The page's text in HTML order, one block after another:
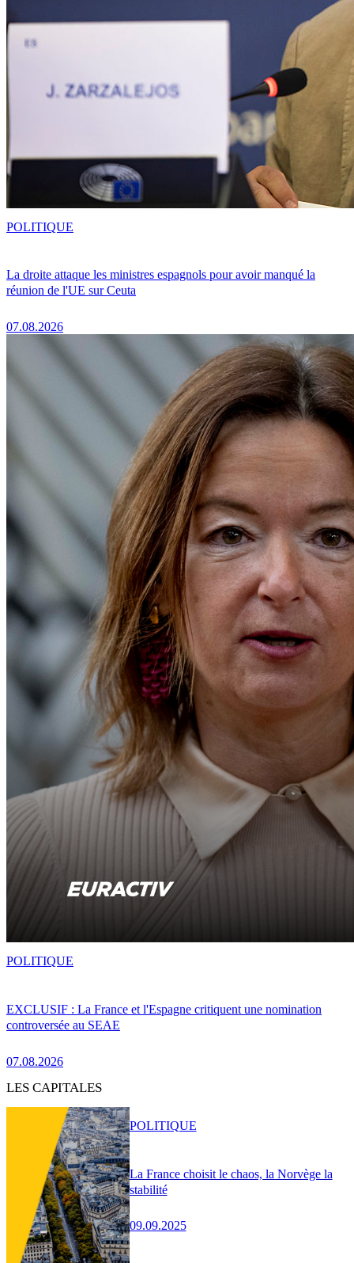
La droite attaque les ministres espagnols pour avoir manqué la
réunion de l'UE sur Ceuta
07.08.2026
POLITIQUE
EXCLUSIF : La France et l'Espagne critiquent une nomination
controversée au SEAE
07.08.2026
POLITIQUE
LES CAPITALES
La France choisit le chaos, la Norvège la
stabilité
09.09.2025
POLITIQUE